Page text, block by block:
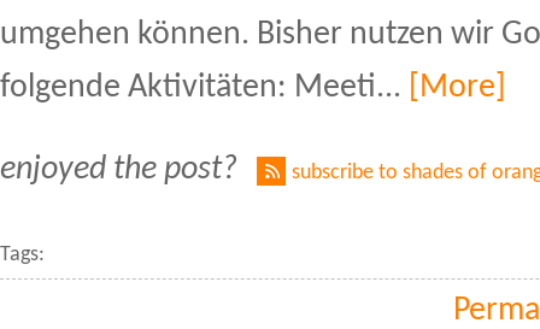
umgehen können. Bisher nutzen wir
folgende Aktivitäten: Meeti...
[More]
enjoyed the post? subscribe to shades of
Tags: